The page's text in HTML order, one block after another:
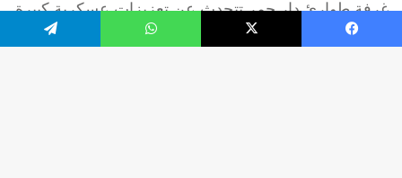
فيسبوك ‫X واتساب تيلقرام